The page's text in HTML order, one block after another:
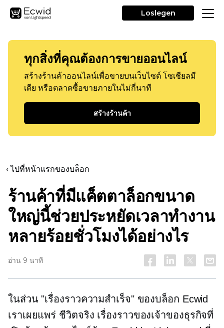
Loslegen
ทุกสิ่งที่คุณต้องการขายออนไลน์
สร้างร้านค้าออนไลน์เพื่อขายบนเว็บไซต์ โซเชียลมี
เดีย หรือตลาดซื้อขายภายในไม่กี่นาที
สร้างร้านค้า
‹ ไปที่หน้าแรกของบล็อก
ร้านค้าที่มีแค็ตตาล็อกขนาด
ใหญ่นี้ช่วยประหยัดเวลาทำงาน
หลายร้อยชั่วโมงได้อย่างไร
อ่าน 9 นาที
ในส่วน "เรื่องราวความสำเร็จ" ของบล็อก Ecwid
เราเผยแพร่ ชีวิตจริง เรื่องราวของเจ้าของธุรกิจที่